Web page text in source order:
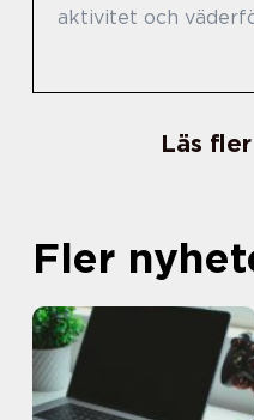
aktivitet och
Läs
Fler